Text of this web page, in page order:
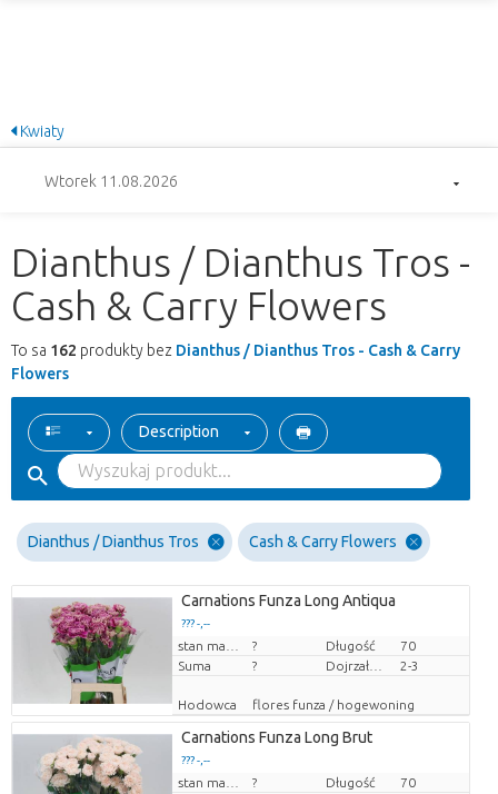
Kwiaty
Wtorek 11.08.2026
Dianthus / Dianthus Tros -
Cash & Carry Flowers
To sa 162 produkty bez Dianthus / Dianthus Tros - Cash & Carry
Flowers
Description
Dianthus / Dianthus Tros Cash & Carry Flowers
Carnations Funza Long Antiqua
??? -,--
Cena za sztukę
? Długość
70
Suma
? 2-3
Hodowca flores funza / hogewoning
Carnations Funza Long Brut
??? -,--
Cena za sztukę
? Długość
70